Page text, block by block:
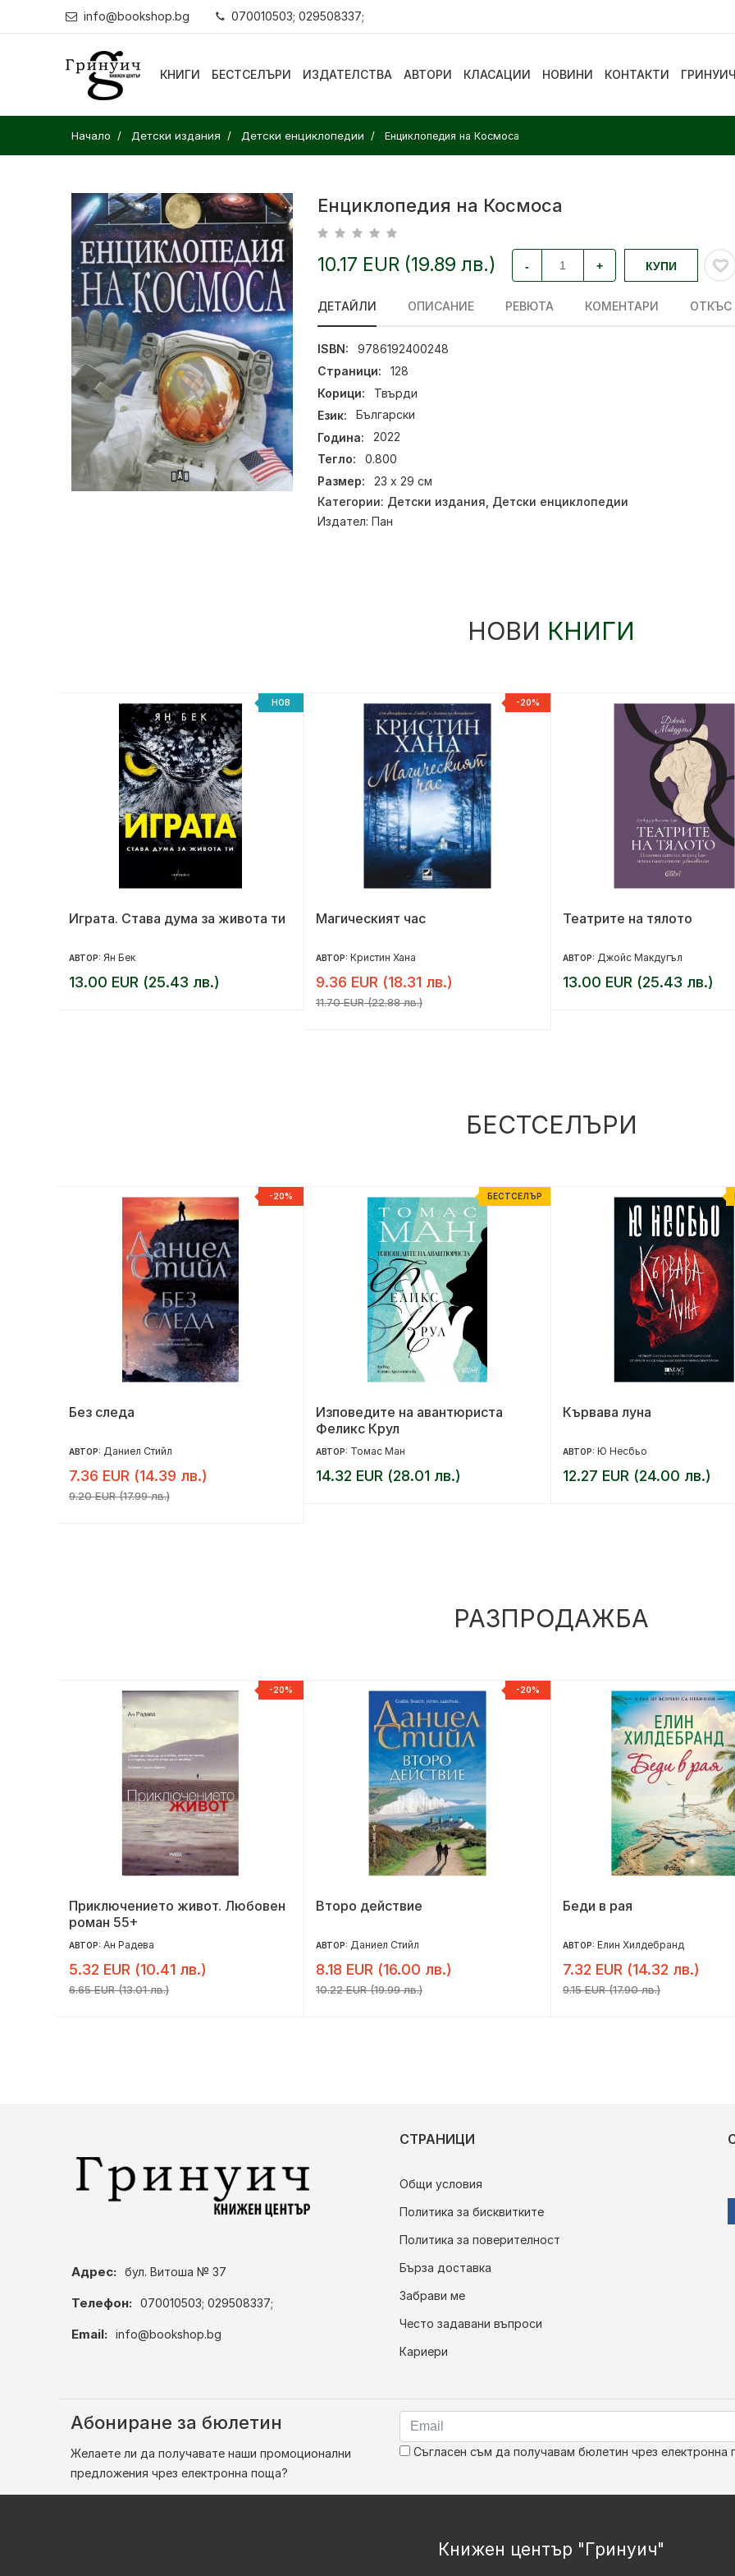
info@bookshop.bg 070010503; 029508337;
КНИГИ БЕСТСЕЛЪРИ ИЗДАТЕЛСТВА АВТОРИ КЛАСАЦИИ НОВИНИ КОНТАКТИ ГРИНУИЧ
Начало Детски издания Детски енциклопедии Енциклопедия на Космоса
Енциклопедия на Космоса
10.17 EUR (19.89 лв.) - + КУПИ
ДЕТАЙЛИ ОПИСАНИЕ РЕВЮТА КОМЕНТАРИ ОТКЪС
ISBN:
9786192400248
Страници:
128
Корици:
Твърди
Език:
Български
Година:
2022
Тегло:
0.800
Размер:
23 х 29 см
Категории: Детски издания, Детски енциклопедии
Издател: Пан
НОВИ КНИГИ
НОВ
Играта. Става дума за живота ти
АВТОР: Ян Бек
13.00 EUR (25.43 лв.)
-20%
Магическият час
АВТОР: Кристин Хана
9.36 EUR (18.31 лв.)
11.70 EUR (22.88 лв.)
Театрите на тялото
АВТОР: Джойс Макдугъл
13.00 EUR (25.43 лв.)
БЕСТСЕЛЪРИ
-20%
Без следа
АВТОР: Даниел Стийл
7.36 EUR (14.39 лв.)
9.20 EUR (17.99 лв.)
БЕСТСЕЛЪР
Изповедите на авантюриста
Феликс Крул
АВТОР: Томас Ман
14.32 EUR (28.01 лв.)
Кървава луна
АВТОР: Ю Несбьо
12.27 EUR (24.00 лв.)
РАЗПРОДАЖБА
-20%
Приключението живот. Любовен
роман 55+
АВТОР: Ан Радева
5.32 EUR (10.41 лв.)
6.65 EUR (13.01 лв.)
-20%
Второ действие
АВТОР: Даниел Стийл
8.18 EUR (16.00 лв.)
10.22 EUR (19.99 лв.)
Беди в рая
АВТОР: Елин Хилдебранд
7.32 EUR (14.32 лв.)
9.15 EUR (17.90 лв.)
Адрес: бул. Витоша № 37
Телефон: 070010503; 029508337;
Email: info@bookshop.bg
СТРАНИЦИ
Общи условия
Политика за бисквитките
Политика за поверителност
Бърза доставка
Забрави ме
Често задавани въпроси
Кариери
Абониране за бюлетин
Желаете ли да получавате наши промоционални
предложения чрез електронна поща?
Съгласен съм да получавам бюлетин чрез електронна
Книжен център "Гринуич"